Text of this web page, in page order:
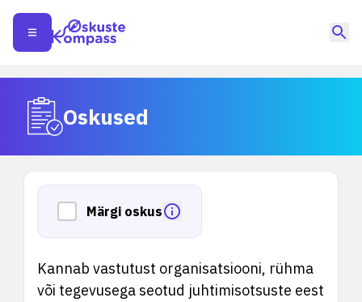
Oskused
Märgi oskus
Kannab vastutust organisatsiooni, rühma
või tegevusega seotud juhtimisotsuste eest